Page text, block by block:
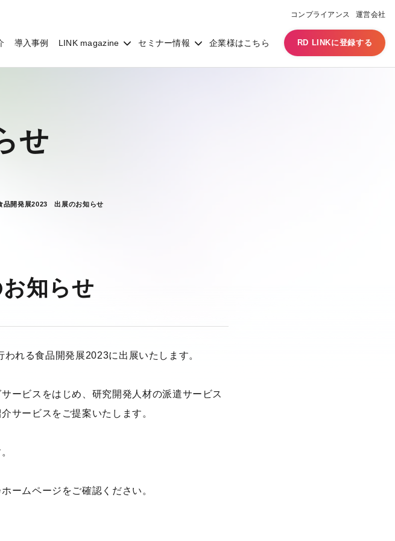
導入事例 LINK magazine セミナー情報 企業様はこちら RD LINKに登録する
コンプライアンス 運営会社
せ
品開発展2023 出展のお知らせ
知らせ
れる食品開発展2023に出展いたします。
ービスをはじめ、研究開発人材の派遣サービス
サービスをご提案いたします。
ームページをご確認ください。